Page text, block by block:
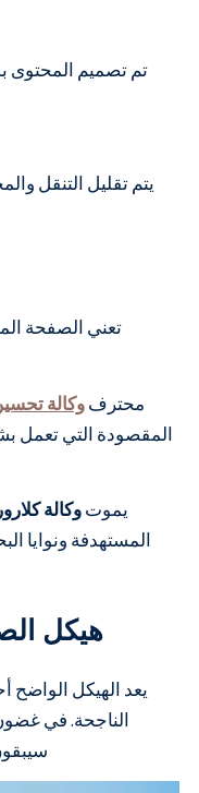
تم تصميم المحتوى
يتم تقليل التنقل
تعني الصفحة
محترفوكالة
يموتوكالة
المستهدفة
هيكل
يعد الهيكل
الناجحة. في غضون